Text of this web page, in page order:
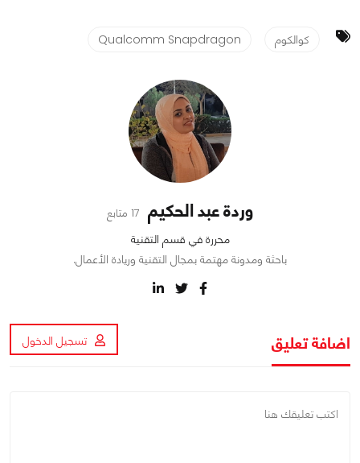
كوالكوم Qualcomm Snapdragon
وردة عبد الحكيم 17 متابع
محررة في قسم التقنية
باحثة ومدونة مهتمة بمجال التقنية وريادة الأعمال.
اضافة تعليق تسجيل الدخول